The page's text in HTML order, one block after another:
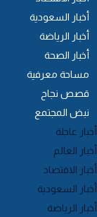
أخبار السعودية
أخبار الرياضة
أخبار الصحة
مساحة معرفية
قصص نجاح
نبض المجتمع
عاجلة
العالم
الاقتصاد
السعودية
الرياضة